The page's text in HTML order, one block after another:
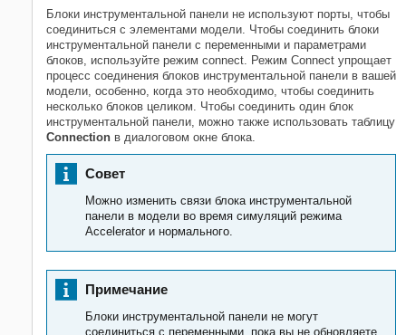
Блоки инструментальной панели не используют порты, чтобы
соединиться с элементами модели. Чтобы соединить блоки
инструментальной панели с переменными и параметрами
блоков, используйте режим connect. Режим Connect упрощает
процесс соединения блоков инструментальной панели в вашей
модели, особенно, когда это необходимо, чтобы соединить
несколько блоков целиком. Чтобы соединить один блок
инструментальной панели, можно также использовать таблицу
Connection в диалоговом окне блока.
Совет
Можно изменить связи блока инструментальной
панели в модели во время симуляций режима
Accelerator и нормального.
Примечание
Блоки инструментальной панели не могут
соединиться с переменными, пока вы не обновляете